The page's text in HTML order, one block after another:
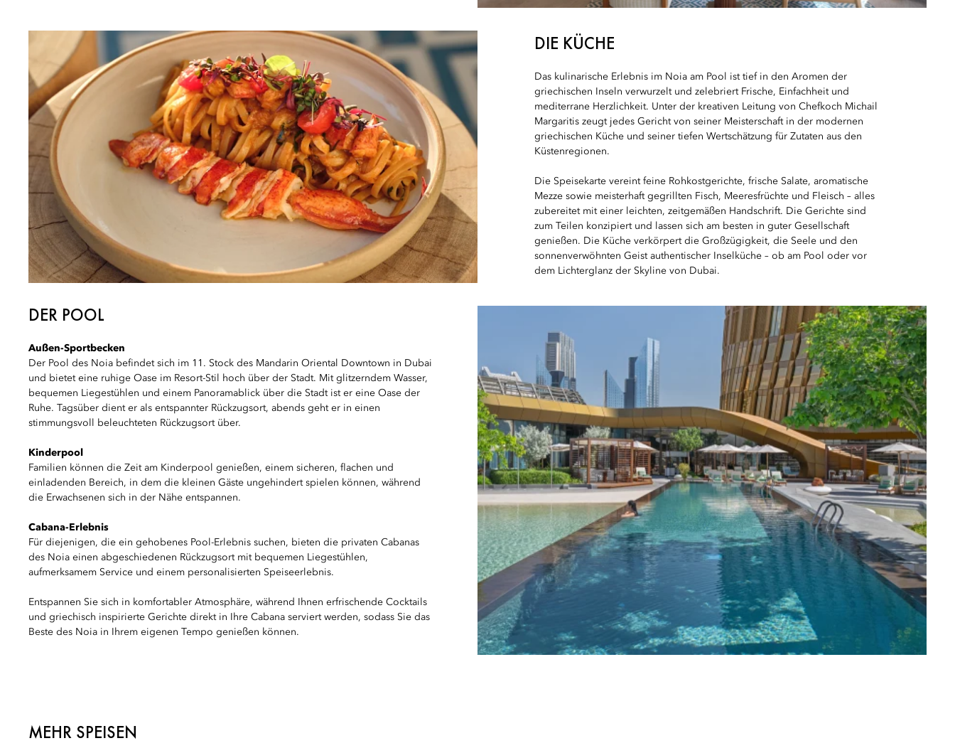
DIE KÜCHE
Das kulinarische Erlebnis im Noia am Pool ist tief in den Aromen der
griechischen Inseln verwurzelt und zelebriert Frische, Einfachheit und
mediterrane Herzlichkeit. Unter der kreativen Leitung von Chefkoch Michail
Margaritis zeugt jedes Gericht von seiner Meisterschaft in der modernen
griechischen Küche und seiner tiefen Wertschätzung für Zutaten aus den
Küstenregionen.
Die Speisekarte vereint feine Rohkostgerichte, frische Salate, aromatische
Mezze sowie meisterhaft gegrillten Fisch, Meeresfrüchte und Fleisch – alles
zubereitet mit einer leichten, zeitgemäßen Handschrift. Die Gerichte sind
zum Teilen konzipiert und lassen sich am besten in guter Gesellschaft
genießen. Die Küche verkörpert die Großzügigkeit, die Seele und den
sonnenverwöhnten Geist authentischer Inselküche – ob am Pool oder vor
dem Lichterglanz der Skyline von Dubai.
DER POOL
Außen-Sportbecken
Der Pool des Noia befindet sich im 11. Stock des Mandarin Oriental Downtown in Dubai
und bietet eine ruhige Oase im Resort-Stil hoch über der Stadt. Mit glitzerndem Wasser,
bequemen Liegestühlen und einem Panoramablick über die Stadt ist er eine Oase der
Ruhe. Tagsüber dient er als entspannter Rückzugsort, abends geht er in einen
stimmungsvoll beleuchteten Rückzugsort über.
Kinderpool
Familien können die Zeit am Kinderpool genießen, einem sicheren, flachen und
einladenden Bereich, in dem die kleinen Gäste ungehindert spielen können, während
die Erwachsenen sich in der Nähe entspannen.
Cabana-Erlebnis
Für diejenigen, die ein gehobenes Pool-Erlebnis suchen, bieten die privaten Cabanas
des Noia einen abgeschiedenen Rückzugsort mit bequemen Liegestühlen,
aufmerksamem Service und einem personalisierten Speiseerlebnis.
Entspannen Sie sich in komfortabler Atmosphäre, während Ihnen erfrischende Cocktails
und griechisch inspirierte Gerichte direkt in Ihre Cabana serviert werden, sodass Sie das
Beste des Noia in Ihrem eigenen Tempo genießen können.
MEHR SPEISEN